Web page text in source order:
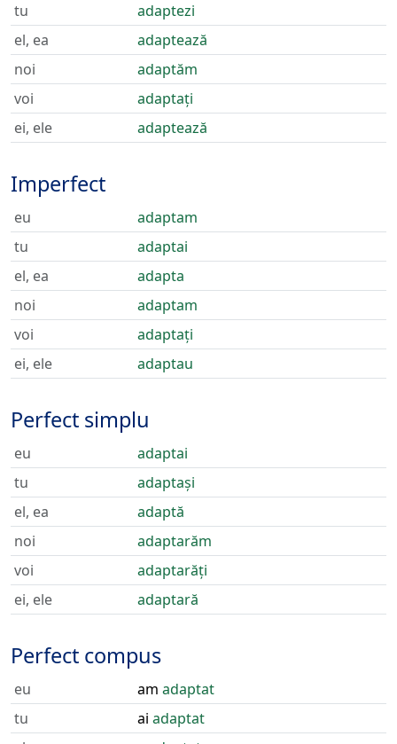
tu
adaptezi
el, ea
adaptează
noi
adaptăm
voi
adaptați
ei, ele
adaptează
Imperfect
eu
adaptam
tu
adaptai
el, ea
adapta
noi
adaptam
voi
adaptați
ei, ele
adaptau
Perfect simplu
eu
adaptai
tu
adaptași
el, ea
adaptă
noi
adaptarăm
voi
adaptarăți
ei, ele
adaptară
Perfect compus
eu am adaptat
tu
ai adaptat